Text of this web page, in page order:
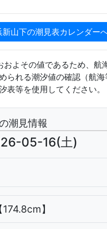
山下の潮見表カレンダー
よその値であるため、航
られる潮汐値の確認（航
表等を使用してください。
潮見情報
05-16(土)
】